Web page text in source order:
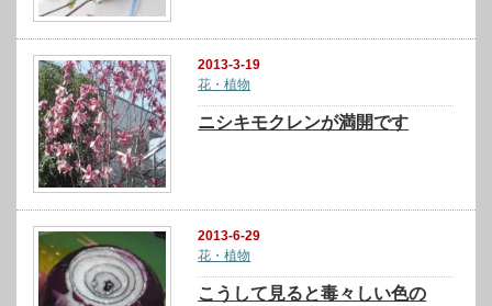
2013-3-19
花・植物
ニシキモクレンが満開です
2013-6-29
花・植物
こうして見ると毒々しい色の